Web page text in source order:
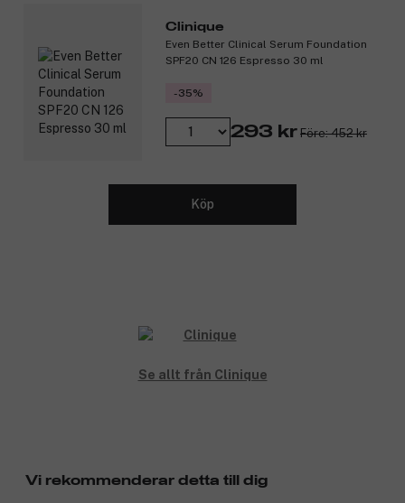
Clinique
Even Better Clinical Serum Foundation
SPF20 CN 126 Espresso 30 ml
-35%
293 kr Före: 452 kr
Köp
Se allt från Clinique
Vi rekommenderar detta till dig